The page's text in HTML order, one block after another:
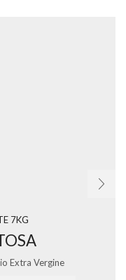
7KG
Extra Vergine